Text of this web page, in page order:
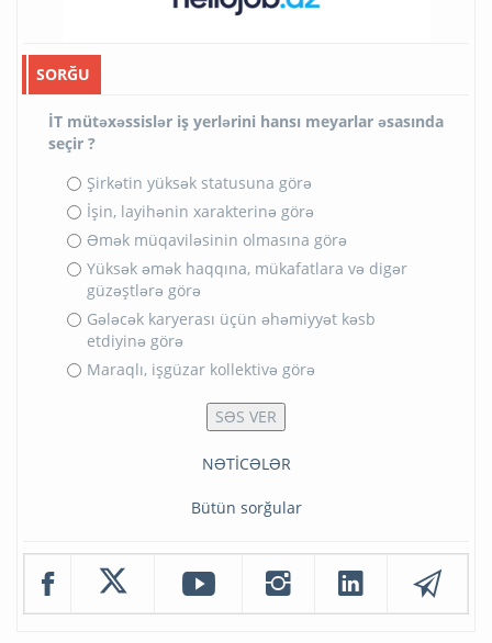
SORĞU
İT mütəxəssislər iş yerlərini hansı meyarlar əsasında
seçir ?
Şirkətin yüksək statusuna görə
İşin, layihənin xarakterinə görə
Əmək müqaviləsinin olmasına görə
Yüksək əmək haqqına, mükafatlara və digər
güzəştlərə görə
Gələcək karyerası üçün əhəmiyyət kəsb
etdiyinə görə
Maraqlı, işgüzar kollektivə görə
NƏTİCƏLƏR
Bütün sorğular